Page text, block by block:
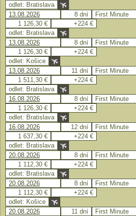
odlet: Bratislava
13.08.2026
8 dní
First Minute
1 126,30 €
+224 €
odlet: Bratislava
13.08.2026
8 dní
First Minute
1 126,30 €
+224 €
odlet: Košice
13.08.2026
11 dní
First Minute
1 511,30 €
+224 €
odlet: Bratislava
16.08.2026
8 dní
First Minute
1 126,30 €
+224 €
odlet: Bratislava
16.08.2026
12 dní
First Minute
1 637,30 €
+224 €
odlet: Bratislava
20.08.2026
8 dní
First Minute
1 112,30 €
+224 €
odlet: Bratislava
20.08.2026
8 dní
First Minute
1 112,30 €
+224 €
odlet: Košice
20.08.2026
11 dní
First Minute